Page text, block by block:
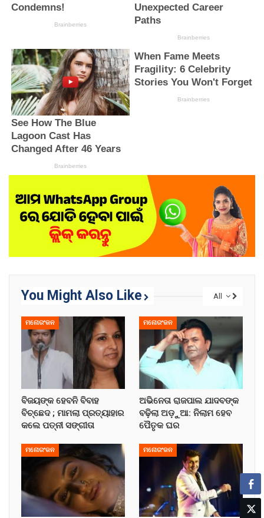
All
You Might Also Like
ମନୋରଂଜନ
ବିଜୟଙ୍କ ହେବନି ବିବାହ
ବିଚ୍ଛେଦ ; ମାମଲା ପ୍ରତ୍ୟାହାର
କଲେ ପତ୍ନୀ ସଙ୍ଗୀତା
ମନୋରଂଜନ
ଅଭିନେତା ରାଜପାଲ ଯାଦବଙ୍କ
ବଢ଼ିଲା ଅଡ଼ୁଆ: ନିଲାମ ହେବ
ପୈତୃକ ଘର
ମନୋରଂଜନ ମନୋରଂଜନ